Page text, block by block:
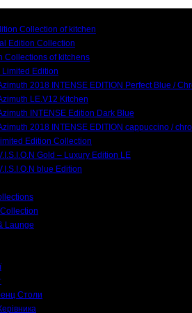
Collection of kitchen
Edition Collection
Collections of kitchens
Limited Edition
2018 INTENSE EDITION Perfect Blue /
LE.V12 Kitchen
INTENSE Edition Dark Blue
2018 INTENSE EDITION cappuccino /
Edition Collection
Gold – Luxury Edition LE
blue Edition
Launge
Столи